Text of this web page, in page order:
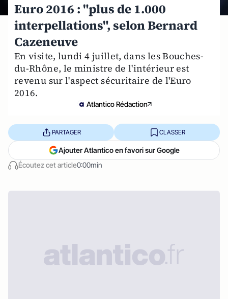
Euro 2016 : "plus de 1.000
interpellations", selon Bernard
Cazeneuve
En visite, lundi 4 juillet, dans les Bouches-
du-Rhône, le ministre de l'intérieur est
revenu sur l'aspect sécuritaire de l'Euro
2016.
Atlantico Rédaction
Écoutez cet article0:00min
PARTAGER CLASSER
Ajouter Atlantico en favori sur Google